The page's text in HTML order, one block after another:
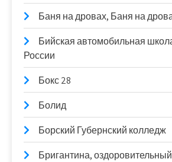
Баня на дровах, Баня на
Бийская автомобильная
России
Бокс 28
Болид
Борский Губернский колледж
Бригантина,